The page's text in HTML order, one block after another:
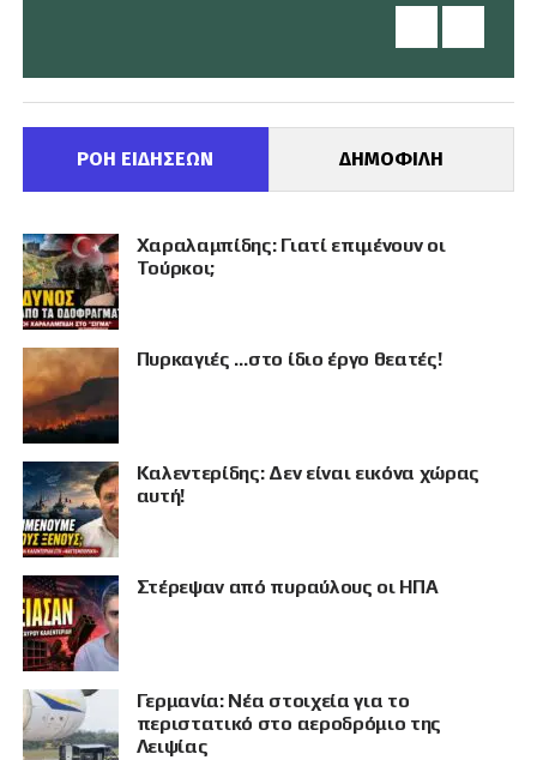
ΠΡΟΒΟΛΗ
ΡΟΗ ΕΙΔΗΣΕΩΝ ΔΗΜΟΦΙΛΗ
Χαραλαμπίδης: Γιατί επιμένουν οι
Τούρκοι;
Πυρκαγιές …στο ίδιο έργο θεατές!
Καλεντερίδης: Δεν είναι εικόνα χώρας
αυτή!
Στέρεψαν από πυραύλους οι ΗΠΑ
Γερμανία: Νέα στοιχεία για το
περιστατικό στο αεροδρόμιο της
Λειψίας